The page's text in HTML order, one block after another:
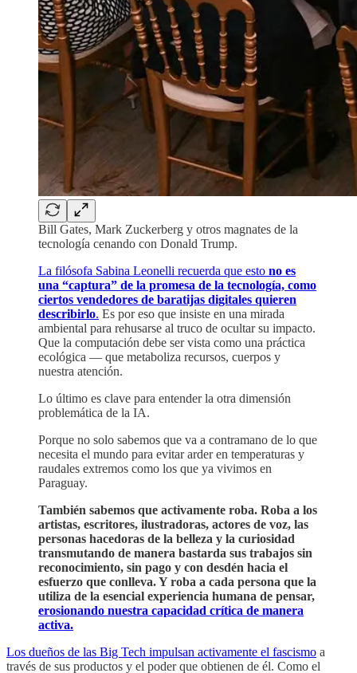
Bill Gates, Mark Zuckerberg y otros magnates de la
tecnología cenando con Donald Trump.
La filósofa Sabina Leonelli recuerda que esto no es
una “captura” de la promesa de la tecnología, como
ciertos vendedores de baratijas digitales quieren
describirlo. Es por eso que insiste en una mirada
ambiental para rehusarse al truco de ocultar su impacto.
Que la computación debe ser vista como una práctica
ecológica — que metaboliza recursos, cuerpos y
nuestra atención.
Lo último es clave para entender la otra dimensión
problemática de la IA.
Porque no solo sabemos que va a contramano de lo que
necesita el mundo para evitar arder en temperaturas y
raudales extremos como los que ya vivimos en
Paraguay.
También sabemos que activamente roba. Roba a los
artistas, escritores, ilustradoras, actores de voz, las
personas hacedoras de la belleza y la curiosidad
transmutando de manera bastarda sus trabajos sin
reconocimiento, sin pago y con desdén hacia el
esfuerzo que conlleva. Y roba a cada persona que la
utiliza de la esencial experiencia humana de pensar,
erosionando nuestra capacidad crítica de manera
activa.
Los dueños de las Big Tech impulsan activamente el fascismo a
través de sus productos y el poder que obtienen de él. Como el